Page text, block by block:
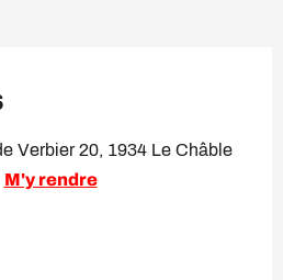
Verbier 20, 1934 Le Châble
M'y rendre